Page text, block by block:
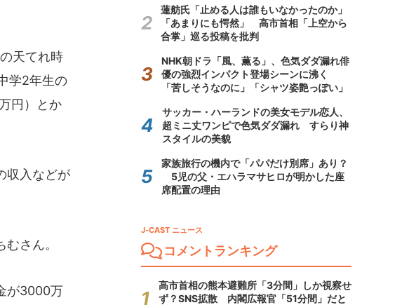
天てれ時
学2年生の
円）とか
収入などが
さん。
が3000万
蓮舫氏「止める人は誰もいなかったのか」
「あまりにも愕然」 高市首相「上空から
合掌」巡る投稿を批判
NHK朝ドラ「風、薫る」、色気ダダ漏れ俳
優の強烈インパクト登場シーンに沸く
「苦しそうなのに」「シャツ姿艶っぽい」
サッカー・ハーランドの美女モデル恋人、
超ミニ丈ワンピで色気ダダ漏れ すらり神
スタイルの美貌
家族旅行の機内で「パパだけ別席」あり？
5児の父・エハラマサヒロが明かした座
席配置の理由
J-CAST ニュース
コメントランキング
高市首相の熊本避難所「3分間」しか視察せ
ず？SNS拡散 内閣広報官「51分間」だと